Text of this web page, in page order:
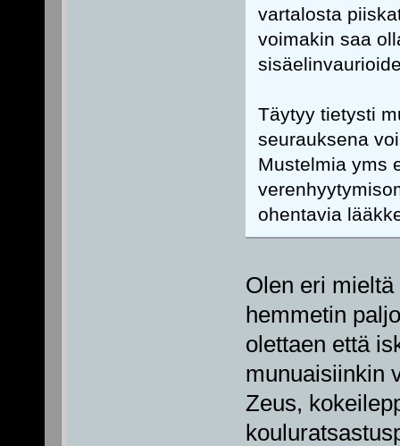
vartalosta
voimakin saa
Täytyy tietysti
seurauksena
Mustelmia yms
ohentavia
Olen eri mieltä
hemmetin
olettaen että
munuaisiinkin
Zeus,